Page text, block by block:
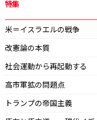
特集
米＝イスラエルの戦争
改憲論の本質
社会運動から再起動する
高市軍拡の問題点
トランプの帝国主義